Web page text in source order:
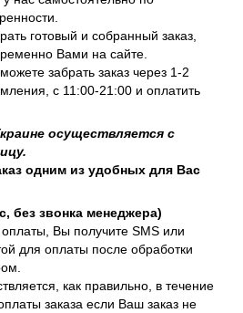
готовый и собранный заказ,
Вами на сайте.
забрать заказ через 1-2
с 11:00-21:00 и оплатить
осуществляется с
одним из удобных для Вас
без звонка менеджера)
Вы получите SMS или
для оплаты после обработки
как правильно, в течение
заказа если Ваш заказ не